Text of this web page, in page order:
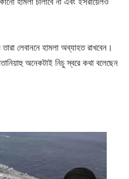
লেবাননে হামলা অব্যাহত রাখবেন।
অনেকটাই নিচু স্বরে কথা বলেছেন